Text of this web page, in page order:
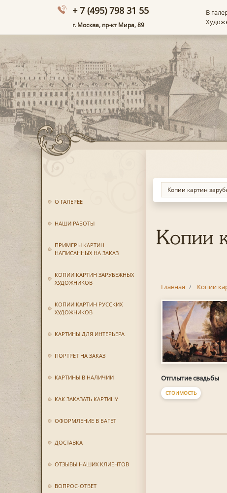
+ 7 (495) 798 31 55
г. Москва, пр-кт Мира, 89
В
О ГАЛЕРЕЕ
НАШИ РАБОТЫ
ПРИМЕРЫ КАРТИН
НАПИСАННЫХ НА ЗАКАЗ
КОПИИ КАРТИН ЗАРУБЕЖНЫХ
ХУДОЖНИКОВ
КОПИИ КАРТИН РУССКИХ
ХУДОЖНИКОВ
КАРТИНЫ ДЛЯ ИНТЕРЬЕРА
ПОРТРЕТ НА ЗАКАЗ
КАРТИНЫ В НАЛИЧИИ
КАК ЗАКАЗАТЬ КАРТИНУ
ОФОРМЛЕНИЕ В БАГЕТ
ДОСТАВКА
ОТЗЫВЫ НАШИХ КЛИЕНТОВ
ВОПРОС-ОТВЕТ
Копии
Главная Копии
Отплытие свадьбы
СТОИМОСТЬ